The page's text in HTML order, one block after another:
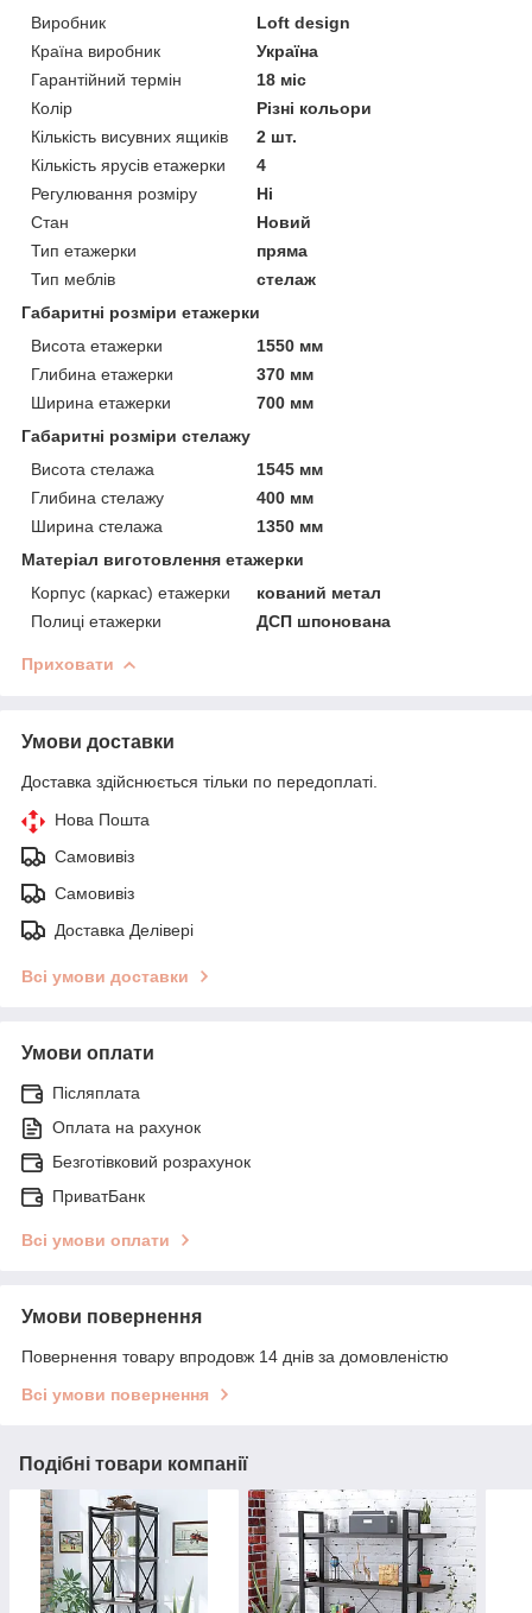
Виробник
Loft design
Країна виробник
Україна
Гарантійний термін
18 міс
Колір
Різні кольори
Кількість висувних ящиків
2 шт.
Кількість ярусів етажерки
4
Регулювання розміру
Ні
Стан
Новий
Тип етажерки
пряма
Тип меблів
стелаж
Габаритні розміри етажерки
Висота етажерки
1550 мм
Глибина етажерки
370 мм
Ширина етажерки
700 мм
Габаритні розміри стелажу
Висота стелажа
1545 мм
Глибина стелажу
400 мм
Ширина стелажа
1350 мм
Матеріал виготовлення етажерки
Корпус (каркас) етажерки
кований метал
Полиці етажерки
ДСП шпонована
Приховати
Умови доставки
Доставка здійснюється тільки по передоплаті.
Нова Пошта
Самовивіз
Самовивіз
Доставка Делівері
Всі умови доставки
Умови оплати
Післяплата
Оплата на рахунок
Безготівковий розрахунок
ПриватБанк
Всі умови оплати
Умови повернення
Повернення товару впродовж 14 днів за домовленістю
Всі умови повернення
Подібні товари компанії